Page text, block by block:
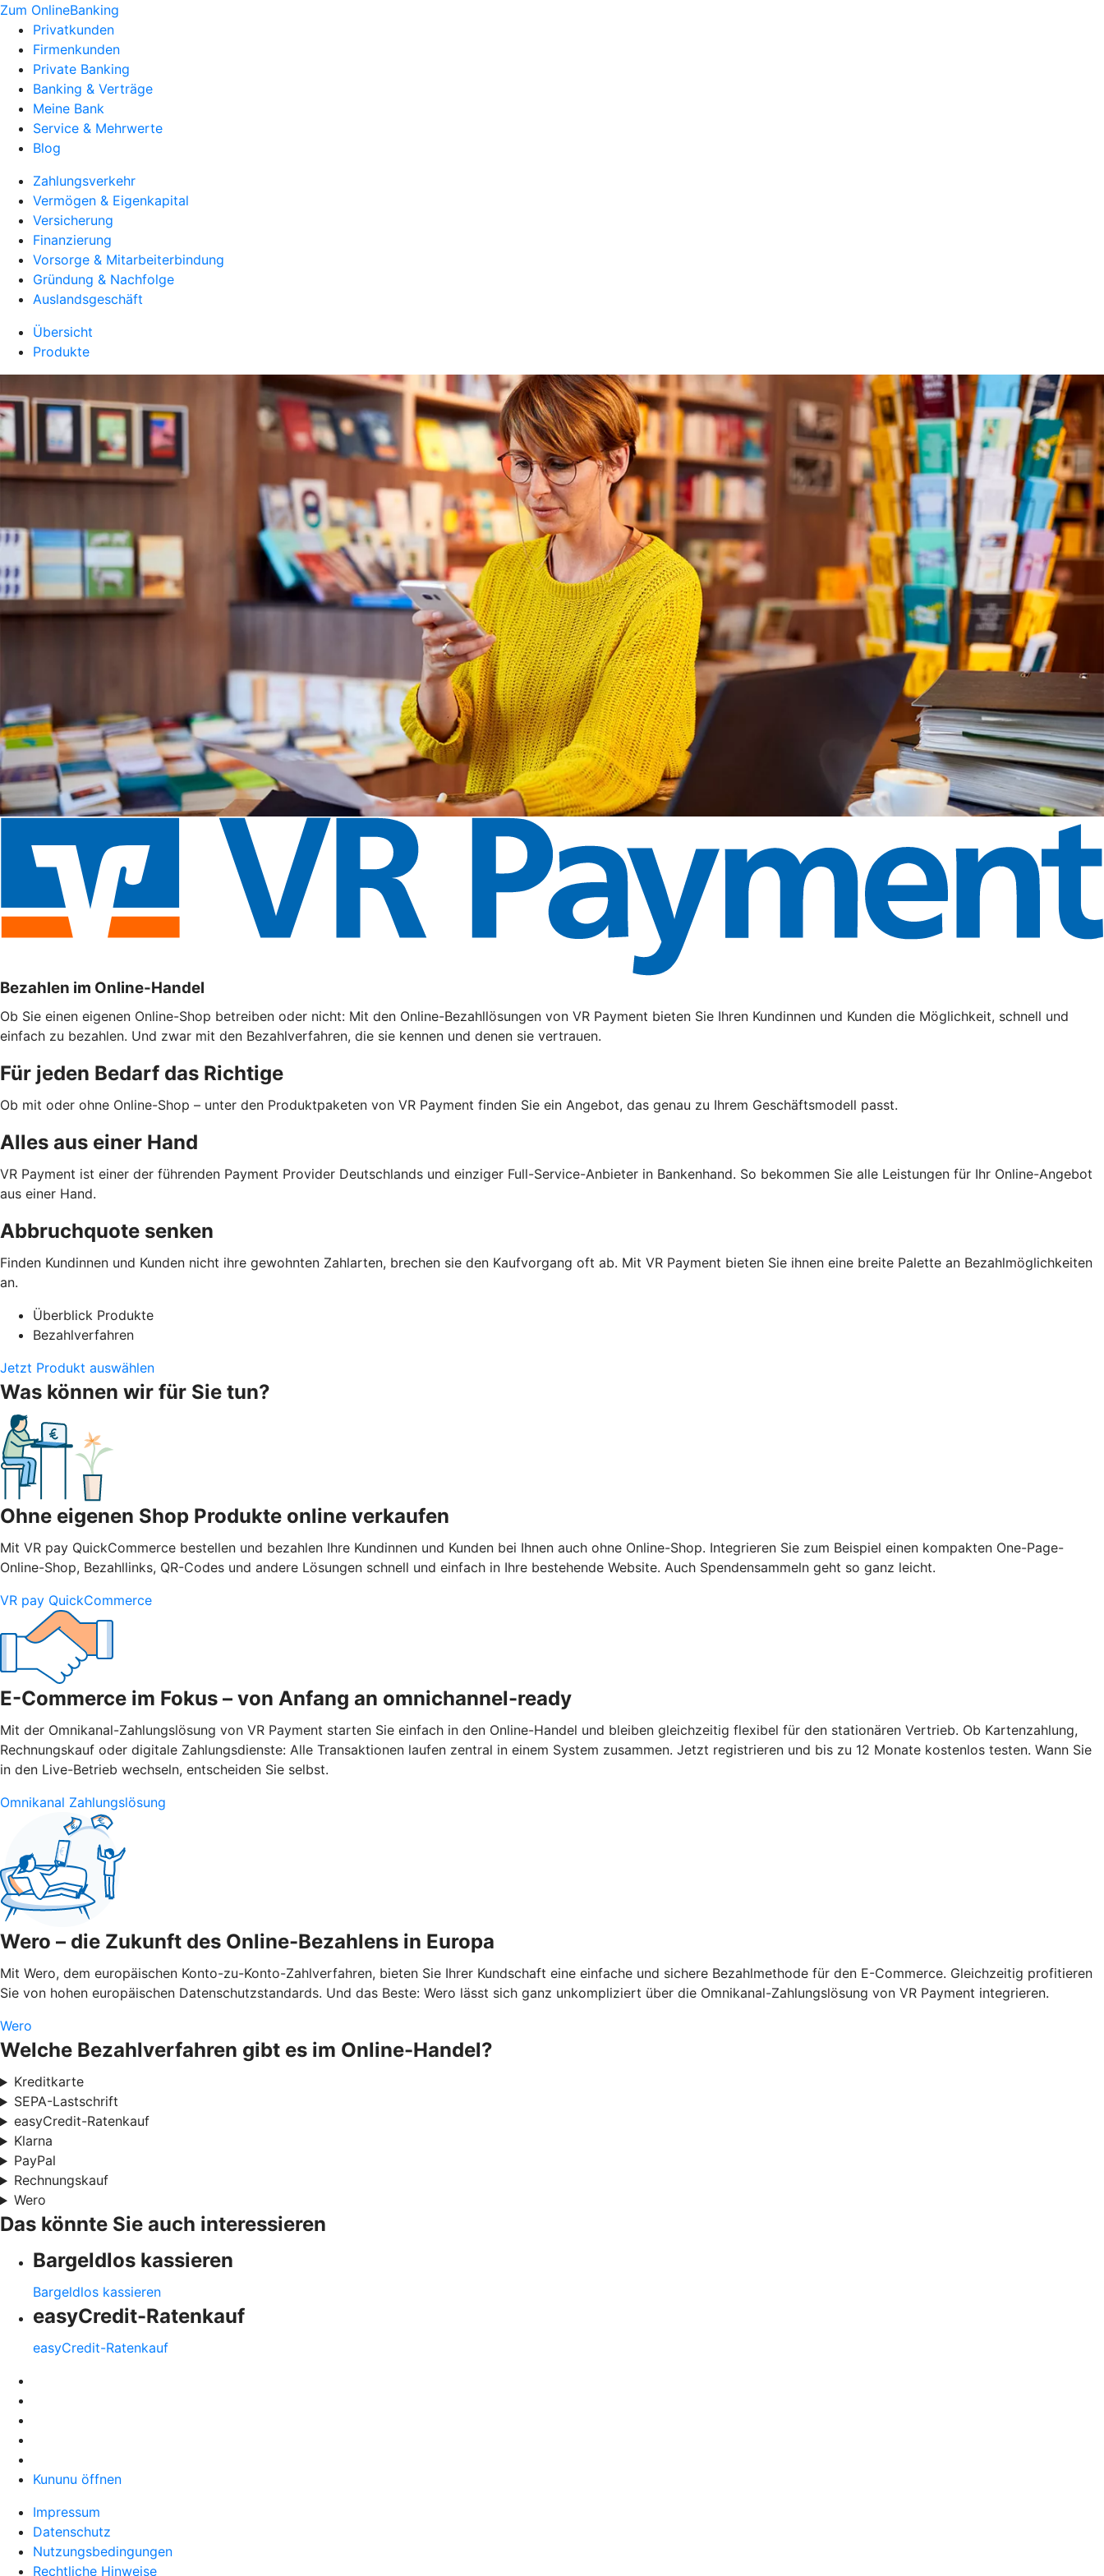
Zum OnlineBanking
Privatkunden
Firmenkunden
Private Banking
Banking & Verträge
Meine Bank
Service & Mehrwerte
Blog
Zahlungsverkehr
Vermögen & Eigenkapital
Versicherung
Finanzierung
Vorsorge & Mitarbeiterbindung
Gründung & Nachfolge
Auslandsgeschäft
Übersicht
Produkte
Bezahlen im Online-Handel
Ob Sie einen eigenen Online-Shop betreiben oder nicht: Mit den Online-Bezahllösungen von VR Payment bieten Sie Ihren Kundinnen und Kunden die Möglichkeit, schnell und
einfach zu bezahlen. Und zwar mit den Bezahlverfahren, die sie kennen und denen sie vertrauen.
Für jeden Bedarf das Richtige
Ob mit oder ohne Online-Shop – unter den Produktpaketen von VR Payment finden Sie ein Angebot, das genau zu Ihrem Geschäftsmodell passt.
Alles aus einer Hand
VR Payment ist einer der führenden Payment Provider Deutschlands und einziger Full-Service-Anbieter in Bankenhand. So bekommen Sie alle Leistungen für Ihr Online-Angebot
aus einer Hand.
Abbruchquote senken
Finden Kundinnen und Kunden nicht ihre gewohnten Zahlarten, brechen sie den Kaufvorgang oft ab. Mit VR Payment bieten Sie ihnen eine breite Palette an Bezahlmöglichkeiten
an.
Überblick Produkte
Bezahlverfahren
Jetzt Produkt auswählen
Was können wir für Sie tun?
Ohne eigenen Shop Produkte online verkaufen
Mit VR pay QuickCommerce bestellen und bezahlen Ihre Kundinnen und Kunden bei Ihnen auch ohne Online-Shop. Integrieren Sie zum Beispiel einen kompakten One-Page-
Online-Shop, Bezahllinks, QR-Codes und andere Lösungen schnell und einfach in Ihre bestehende Website. Auch Spendensammeln geht so ganz leicht.
VR pay QuickCommerce
E-Commerce im Fokus – von Anfang an omnichannel-ready
Mit der Omnikanal-Zahlungslösung von VR Payment starten Sie einfach in den Online-Handel und bleiben gleichzeitig flexibel für den stationären Vertrieb. Ob Kartenzahlung,
Rechnungskauf oder digitale Zahlungsdienste: Alle Transaktionen laufen zentral in einem System zusammen. Jetzt registrieren und bis zu 12 Monate kostenlos testen. Wann Sie
in den Live-Betrieb wechseln, entscheiden Sie selbst.
Omnikanal Zahlungslösung
Wero – die Zukunft des Online-Bezahlens in Europa
Mit Wero, dem europäischen Konto-zu-Konto-Zahlverfahren, bieten Sie Ihrer Kundschaft eine einfache und sichere Bezahlmethode für den E-Commerce. Gleichzeitig profitieren
Sie von hohen europäischen Datenschutzstandards. Und das Beste: Wero lässt sich ganz unkompliziert über die Omnikanal-Zahlungslösung von VR Payment integrieren.
Wero
Welche Bezahlverfahren gibt es im Online-Handel?
Kreditkarte
SEPA-Lastschrift
easyCredit-Ratenkauf
Klarna
PayPal
Rechnungskauf
Wero
Das könnte Sie auch interessieren
Bargeldlos kassieren
Bargeldlos kassieren
easyCredit-Ratenkauf
easyCredit-Ratenkauf
Kununu öffnen
Impressum
Datenschutz
Nutzungsbedingungen
Rechtliche Hinweise